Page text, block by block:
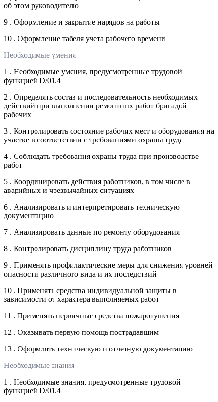
об этом руководителю
9 . Оформление и закрытие нарядов на работы
10 . Оформление табеля учета рабочего времени
Необходимые умения
1 . Необходимые умения, предусмотренные трудовой
функцией D/01.4
2 . Определять состав и последовательность необходимых
действий при выполнении ремонтных работ бригадой
рабочих
3 . Контролировать состояние рабочих мест и оборудования на
участке в соответствии с требованиями охраны труда
4 . Соблюдать требования охраны труда при производстве
работ
5 . Координировать действия работников, в том числе в
аварийных и чрезвычайных ситуациях
6 . Анализировать и интерпретировать техническую
документацию
7 . Анализировать данные по ремонту оборудования
8 . Контролировать дисциплину труда работников
9 . Применять профилактические меры для снижения уровней
опасности различного вида и их последствий
10 . Применять средства индивидуальной защиты в
зависимости от характера выполняемых работ
11 . Применять первичные средства пожаротушения
12 . Оказывать первую помощь пострадавшим
13 . Оформлять техническую и отчетную документацию
Необходимые знания
1 . Необходимые знания, предусмотренные трудовой
функцией D/01.4